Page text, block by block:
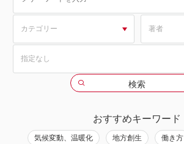
おすすめキーワード
気候変動、温暖化 地方創生 働き方